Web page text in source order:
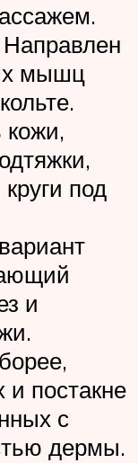
мышц
кожи,
под
и
постакне
с
дермы.